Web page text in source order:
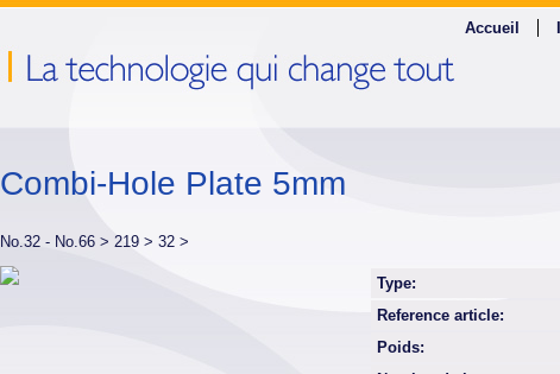
Accueil
Combi-Hole Plate 5mm
No.32 - No.66 > 219 > 32 >
Type:
Reference article:
Poids: